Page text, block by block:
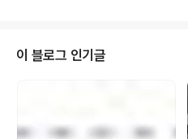
어 잼이 나왔군요! 라면서 좋아하시는 분들
서 생잼을 직접 만든 저로서는 2배 3배로 기
니다. ^ ㅅ ^ 근데 앞에서도 말씀드렸지만,
‘잼’과는 조금 다른 아이랍니다. ‘생잼’과 ‘
게 다를까요? 일단 겉모습부터 살펴보겠어
이 블로그 인기글